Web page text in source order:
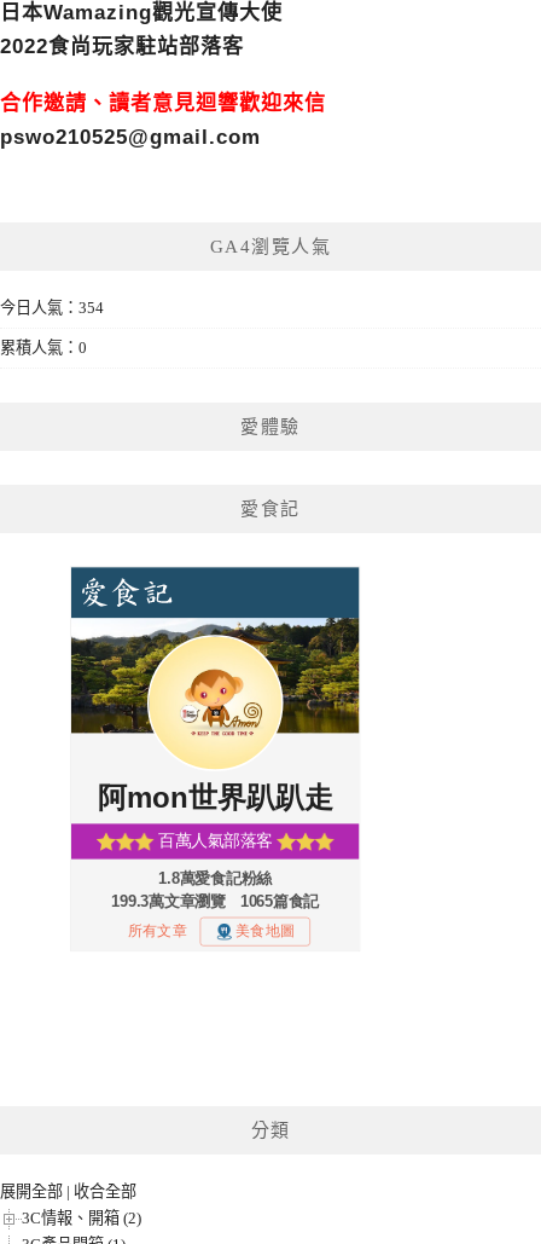
日本Wamazing觀光宣傳大使
2022食尚玩家駐站部落客
合作邀請、讀者意見迴響歡迎來信
pswo210525@gmail.com
GA4瀏覽人氣
今日人氣：354
累積人氣：0
愛體驗
愛食記
分類
展開全部 | 收合全部
3C情報、開箱 (2)